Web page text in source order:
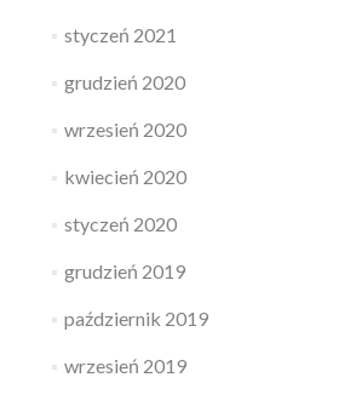
styczeń 2021
grudzień 2020
wrzesień 2020
kwiecień 2020
styczeń 2020
grudzień 2019
październik 2019
wrzesień 2019